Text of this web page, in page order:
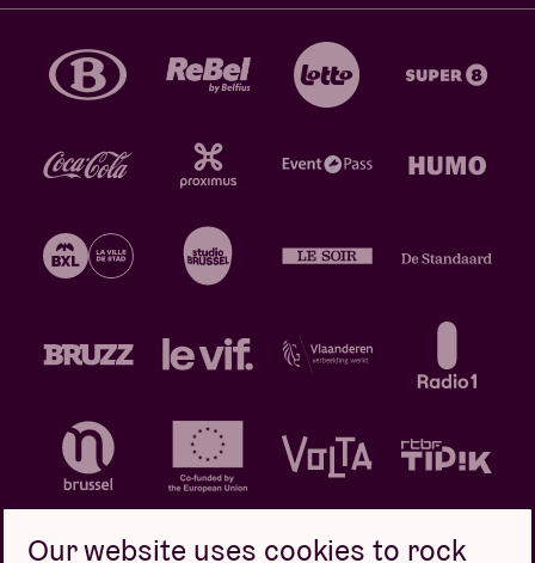
Our website uses cookies to rock